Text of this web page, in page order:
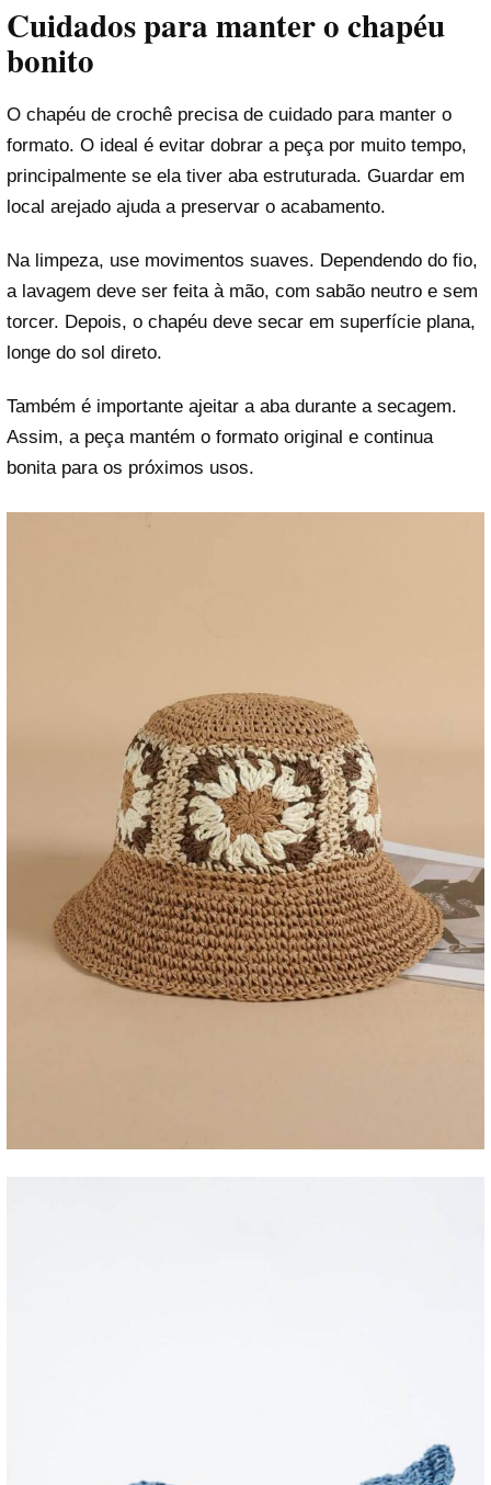
Cuidados para manter o chapéu
bonito
O chapéu de crochê precisa de cuidado para manter o
formato. O ideal é evitar dobrar a peça por muito tempo,
principalmente se ela tiver aba estruturada. Guardar em
local arejado ajuda a preservar o acabamento.
Na limpeza, use movimentos suaves. Dependendo do fio,
a lavagem deve ser feita à mão, com sabão neutro e sem
torcer. Depois, o chapéu deve secar em superfície plana,
longe do sol direto.
Também é importante ajeitar a aba durante a secagem.
Assim, a peça mantém o formato original e continua
bonita para os próximos usos.